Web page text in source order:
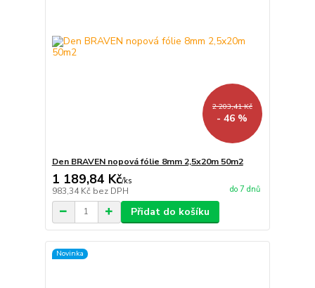
2 203,41 Kč
- 46 %
Den BRAVEN nopová fólie 8mm 2,5x20m 50m2
1 189,84 Kč/ks
983,34 Kč bez DPH do 7 dnů
Přidat do košíku
Novinka